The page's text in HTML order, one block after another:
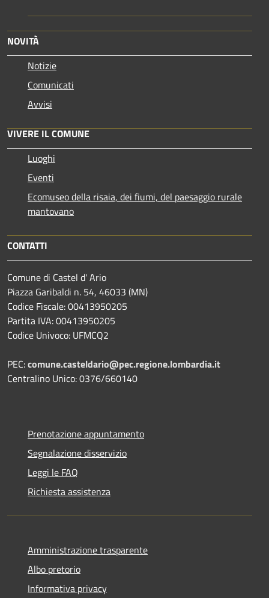
NOVITÀ
Notizie
Comunicati
Avvisi
VIVERE IL COMUNE
Luoghi
Eventi
Ecomuseo della risaia, dei fiumi, del paesaggio rurale
mantovano
CONTATTI
Comune di Castel d' Ario
Piazza Garibaldi n. 54, 46033 (MN)
Codice Fiscale: 00413950205
Partita IVA: 00413950205
Codice Univoco: UFMCQ2
PEC:comune.casteldario@pec.regione.lombardia.it
Centralino Unico: 0376/660140
Prenotazione appuntamento
Segnalazione disservizio
Leggi le FAQ
Richiesta assistenza
Amministrazione trasparente
Albo pretorio
Informativa privacy